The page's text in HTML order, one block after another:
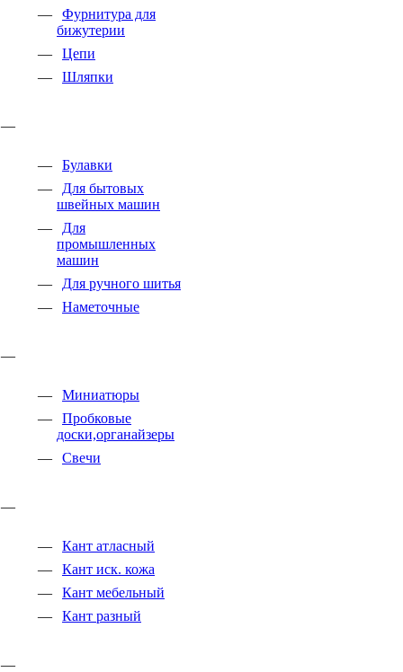
Фурнитура для
бижутерии
Цепи
Шляпки
Булавки
Для бытовых
швейных машин
Для
промышленных
машин
Для ручного шитья
Наметочные
Миниатюры
Пробковые
доски,органайзеры
Свечи
Кант атласный
Кант иск. кожа
Кант мебельный
Кант разный